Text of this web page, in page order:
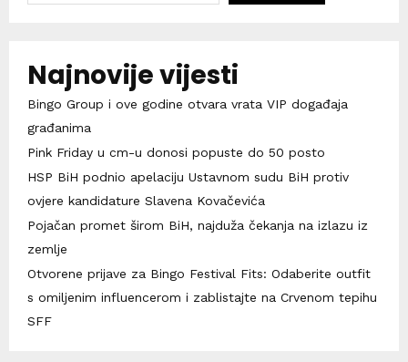
Najnovije vijesti
Bingo Group i ove godine otvara vrata VIP događaja
građanima
Pink Friday u cm-u donosi popuste do 50 posto
HSP BiH podnio apelaciju Ustavnom sudu BiH protiv
ovjere kandidature Slavena Kovačevića
Pojačan promet širom BiH, najduža čekanja na izlazu iz
zemlje
Otvorene prijave za Bingo Festival Fits: Odaberite outfit
s omiljenim influencerom i zablistajte na Crvenom tepihu
SFF